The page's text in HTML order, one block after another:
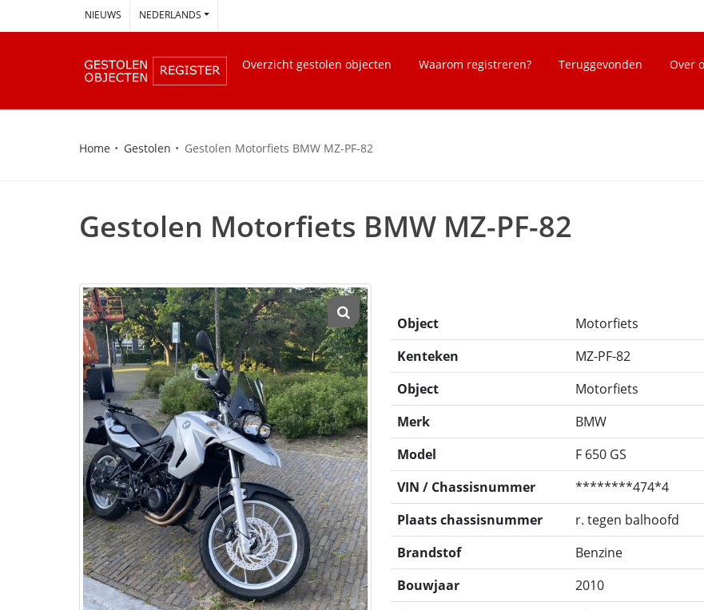
NIEUWS NEDERLANDS
Overzicht gestolen objecten Waarom registreren? Teruggevonden Over
Home Gestolen Gestolen Motorfiets BMW MZ-PF-82
Gestolen Motorfiets BMW MZ-PF-82
Object
Motorfiets
Kenteken
MZ-PF-82
Object
Motorfiets
Merk
BMW
Model
F 650 GS
VIN / Chassisnummer
********474*4
Plaats chassisnummer
r. tegen balhoofd
Brandstof
Benzine
Bouwjaar
2010